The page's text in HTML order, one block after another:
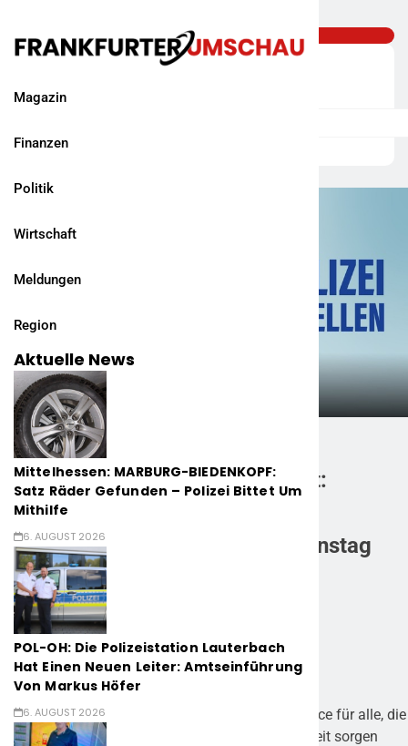
Magazin
Finanzen
Politik
Wirtschaft
Meldungen
Region
Aktuelle News
Mittelhessen: MARBURG-BIEDENKOPF:
Satz Räder Gefunden – Polizei Bittet Um
Mithilfe
6. AUGUST 2026
POL-OH: Die Polizeistation Lauterbach
Hat Einen Neuen Leiter: Amtseinführung
Von Markus Höfer
6. AUGUST 2026
POL-DA: Südhessen / Darmstadt:
Wachpolizei sucht Verstärkung /
Einladung zum Berufsinformationstag
29. April 2026
Südhessen / Darmstadt (ots) –
Das Polizeipräsidium Südhessen bietet eine Chance für alle, die
Verantwortung übernehmen und aktiv für Sicherheit sorgen